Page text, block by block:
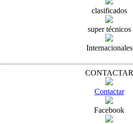
clasificados
super técnicos
Internacionales
CONTACTAR
Contactar
Facebook